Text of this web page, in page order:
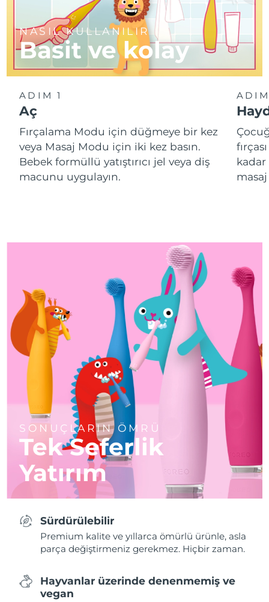
NASIL KULLANILIR
Basit ve kolay
ADIM 1
Aç
Fırçalama Modu için düğmeye bir kez
veya Masaj Modu için iki kez basın.
Bebek formüllü yatıştırıcı jel veya diş
macunu uygulayın.
kadar
SONUÇLARIN ÖMRÜ
Tek Seferlik
Yatırım
Sürdürülebilir
Premium kalite ve yıllarca ömürlü ürünle, asla
parça değiştirmeniz gerekmez. Hiçbir zaman.
Hayvanlar üzerinde denenmemiş ve
vegan